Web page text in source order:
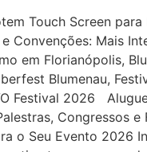
Touch Screen para
Convenções: Mais
em Florianópolis,
Blumenau,
Festival 2026
Congressos e
o Seu Evento 2026